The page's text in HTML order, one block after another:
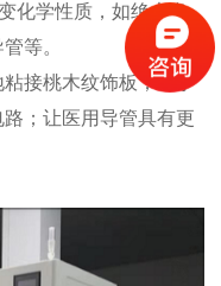
化学性质，如绝大多
等。
接桃木纹饰板；让手
；让医用导管具有更